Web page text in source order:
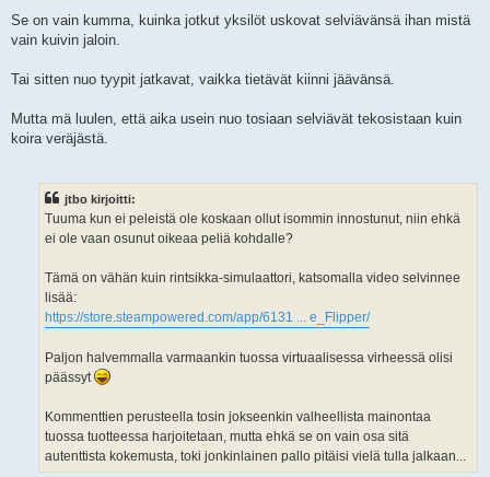
Se on vain kumma, kuinka jotkut yksilöt uskovat selviävänsä ihan mistä
vain kuivin jaloin.
Tai sitten nuo tyypit jatkavat, vaikka tietävät kiinni jäävänsä.
Mutta mä luulen, että aika usein nuo tosiaan selviävät tekosistaan kuin
koira veräjästä.
jtbo kirjoitti:
Tuuma kun ei peleistä ole koskaan ollut isommin innostunut, niin ehkä
ei ole vaan osunut oikeaa peliä kohdalle?
Tämä on vähän kuin rintsikka-simulaattori, katsomalla video selvinnee
lisää:
https://store.steampowered.com/app/6131 ... e_Flipper/
Paljon halvemmalla varmaankin tuossa virtuaalisessa virheessä olisi
päässyt
Kommenttien perusteella tosin jokseenkin valheellista mainontaa
tuossa tuotteessa harjoitetaan, mutta ehkä se on vain osa sitä
autenttista kokemusta, toki jonkinlainen pallo pitäisi vielä tulla jalkaan...